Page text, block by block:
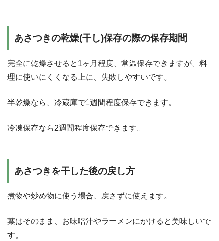
あさつきの乾燥(干し)保存の際の保存期間
完全に乾燥させると1ヶ月程度、常温保存できますが、料
理に使いにくくなる上に、失敗しやすいです。
半乾燥なら、冷蔵庫で1週間程度保存できます。
冷凍保存なら2週間程度保存できます。
あさつきを干した後の戻し方
煮物や炒め物に使う場合、戻さずに使えます。
葉はそのまま、お味噌汁やラーメンにかけると美味しいで
す。